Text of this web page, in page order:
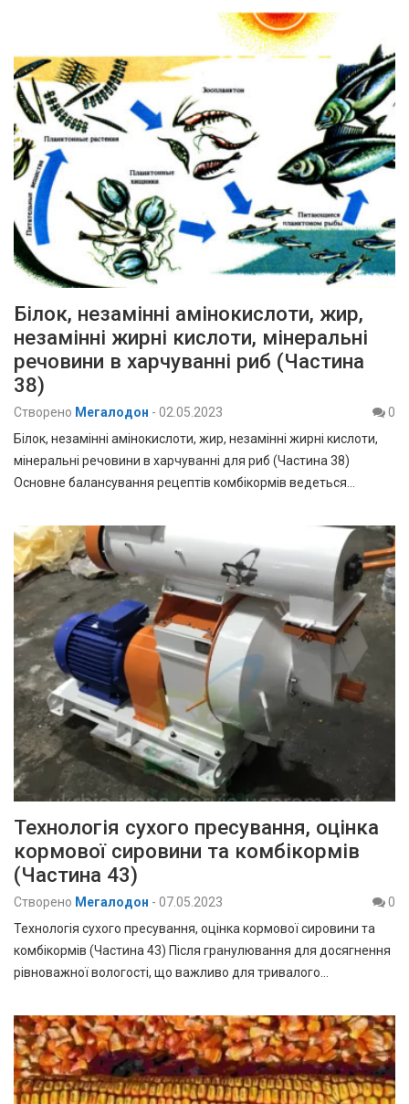
Білок, незамінні амінокислоти, жир,
незамінні жирні кислоти, мінеральні
речовини в харчуванні риб (Частина
38)
Створено Мегалодон - 02.05.2023
0
Білок, незамінні амінокислоти, жир, незамінні жирні кислоти,
мінеральні речовини в харчуванні для риб (Частина 38)
Основне балансування рецептів комбікормів ведеться…
Технологія сухого пресування, оцінка
кормової сировини та комбікормів
(Частина 43)
Створено Мегалодон - 07.05.2023
0
Технологія сухого пресування, оцінка кормової сировини та
комбікормів (Частина 43) Після гранулювання для досягнення
рівноважної вологості, що важливо для тривалого…